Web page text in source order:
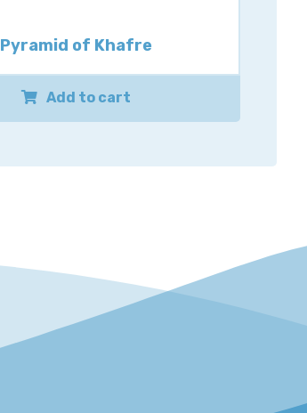
Pyramid of Khafre
Add to cart